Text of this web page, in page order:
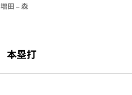
増田 –森
本塁打